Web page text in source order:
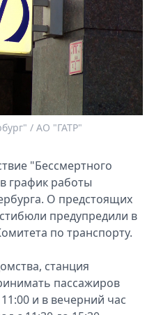
/ АО "ГАТР"
"Бессмертного
график работы
О предстоящих
предупредили в
по транспорту.
станция
пассажиров
и в вечерний час